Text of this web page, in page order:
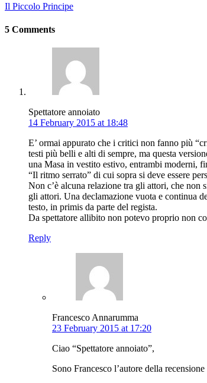
Il Piccolo Principe
5 Comments
Spettatore annoiato
14 February 2015 at 18:48
E’ ormai appurato che i critici non fanno più
testi più belli e alti di sempre, ma questa
una Masa in vestito estivo, entrambi moderni,
“Il ritmo serrato” di cui sopra si deve essere
Non c’è alcuna relazione tra gli attori, che non
gli attori. Una declamazione vuota e continua
testo, in primis da parte del regista.
Da spettatore allibito non potevo proprio non
Reply
Francesco Annarumma
23 February 2015 at 17:20
Ciao “Spettatore annoiato”,
Sono Francesco l’autore della